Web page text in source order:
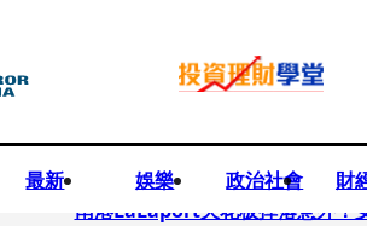
最新 娛樂 政治社會 財
快訊
南港LaLaport天花板掉落意外